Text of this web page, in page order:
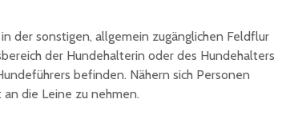
der sonstigen, allgemein zugänglichen Feldflur
der Hundehalterin oder des Hundehalters
befinden. Nähern sich Personen
die Leine zu nehmen.